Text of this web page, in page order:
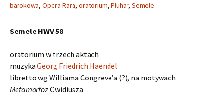
barokowa, Opera Rara, oratorium, Pluhar, Semele
Semele HWV 58
oratorium w trzech aktach
muzyka Georg Friedrich Haendel
libretto wg Williama Congreve’a (?), na motywach
MetamorfozOwidiusza